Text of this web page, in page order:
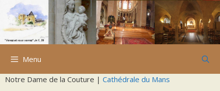
Aller
contenu
Menu
Notre Dame de la Couture | Cathédrale du Mans